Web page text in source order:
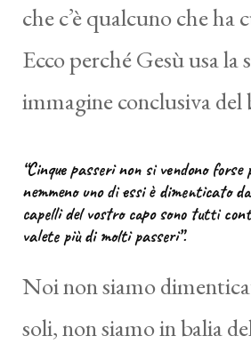
che c’è qualcuno che ha
Ecco perché Gesù usa la
immagine conclusiva del
“Cinque passeri non si vendono forse
nemmeno uno di essi è dimenticato
capelli del vostro capo sono tutti
valete più di molti passeri”.
Noi non siamo
soli, non siamo in balia